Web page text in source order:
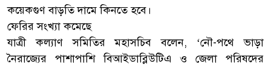
কয়েকগুণ বাড়তি দামে কিনতে হবে।
ফেরির সংখ্যা কমেছে
যাত্রী কল্যাণ সমিতির মহাসচিব বলেন, ‘নৌ-পথে ভাড়া
নৈরাজ্যের পাশাপাশি বিআইডাব্লিউটিএ ও জেলা পরিষদের